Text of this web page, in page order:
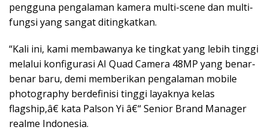
pengguna pengalaman kamera multi-scene dan multi-
fungsi yang sangat ditingkatkan.
“Kali ini, kami membawanya ke tingkat yang lebih tinggi
melalui konfigurasi AI Quad Camera 48MP yang benar-
benar baru, demi memberikan pengalaman mobile
photography berdefinisi tinggi layaknya kelas
flagship,â€ kata Palson Yi â€“ Senior Brand Manager
realme Indonesia.